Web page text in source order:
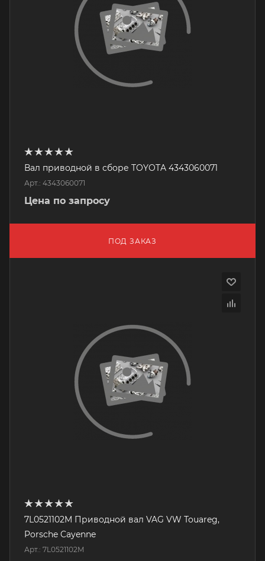
Вал приводной в сборе TOYOTA 4343060071
Арт.: 4343060071
Цена по запросу
ПОД ЗАКАЗ
7L0521102M Приводной вал VAG VW Touareg,
Porsche Cayenne
Арт.: 7L0521102M